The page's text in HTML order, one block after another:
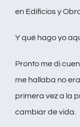
en Edificios y
Y qué hago yo
Pronto me di
me hallaba no
primera vez a la
cambiar de vida.